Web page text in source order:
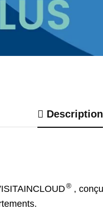
Description
® ,